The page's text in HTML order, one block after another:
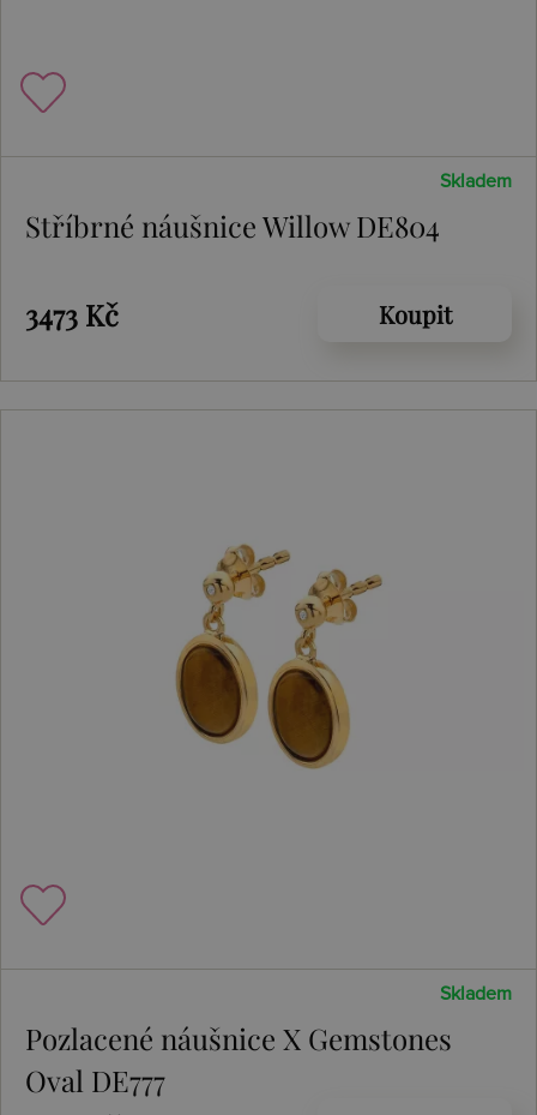
Skladem
Stříbrné náušnice Willow DE804
3473 Kč Koupit
Skladem
Pozlacené náušnice X Gemstones
Oval DE777